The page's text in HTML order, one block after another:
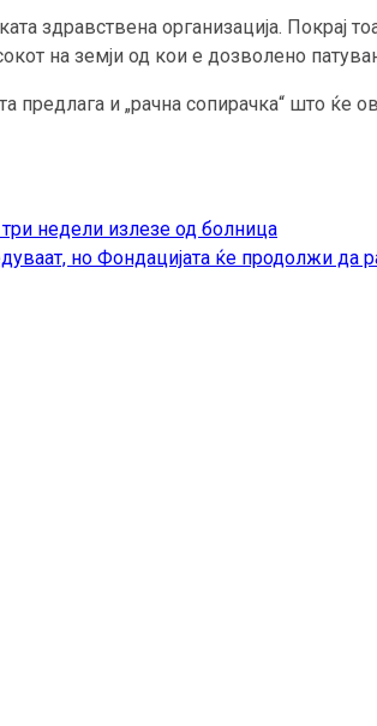
здравствена организација. Покрај
на земји од кои е дозволено
предлага и „рачна сопирачка“ што
недели излезе од болница
но Фондацијата ќе продолжи да